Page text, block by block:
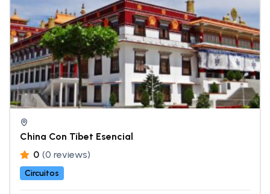
China Con Tíbet Esencial
0 (0 reviews)
Circuitos